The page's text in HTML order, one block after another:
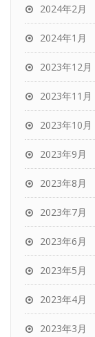
2024年2月
2024年1月
2023年12月
2023年11月
2023年10月
2023年9月
2023年8月
2023年7月
2023年6月
2023年5月
2023年4月
2023年3月